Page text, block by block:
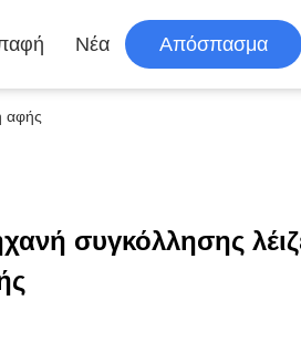
Νέα Απόσπασμα
αφής
συγκόλλησης